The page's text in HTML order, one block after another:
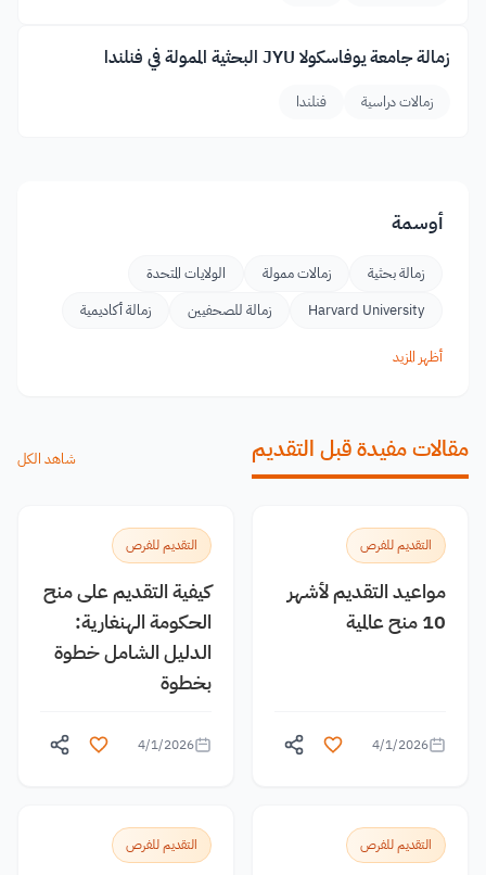
زمالة جامعة يوفاسكولا JYU البحثية الممولة في فنلندا
زمالات دراسية فنلندا
أوسمة
زمالة بحثية زمالات ممولة
الولايات المتحدة
Harvard University
زمالة للصحفيين زمالة أكاديمية
أظهر المزيد
مقالات مفيدة قبل التقديم شاهد الكل
التقديم للفرص
مواعيد التقديم لأشهر
10 منح عالمية
4/1/2026
التقديم للفرص
كيفية التقديم على منح
الحكومة الهنغارية:
الدليل الشامل خطوة
بخطوة
4/1/2026
التقديم للفرص التقديم للفرص